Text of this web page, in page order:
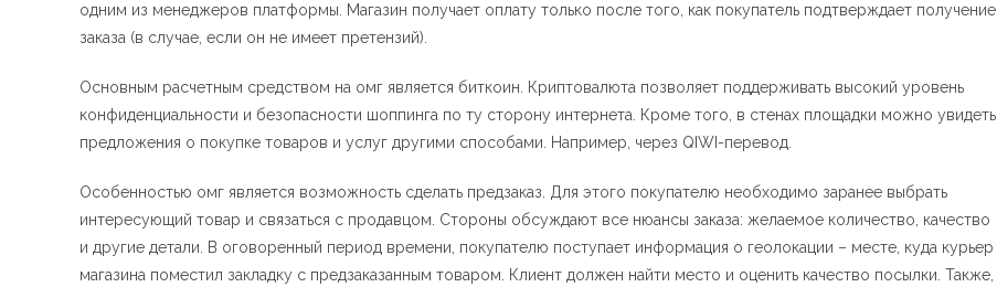
одним из менеджеров платформы. Магазин получает оплату только после того, как покупатель подтверждает получение
заказа (в случае, если он не имеет претензий).
Основным расчетным средством на омг является биткоин. Криптовалюта позволяет поддерживать высокий уровень
конфиденциальности и безопасности шоппинга по ту сторону интернета. Кроме того, в стенах площадки можно увидеть
предложения о покупке товаров и услуг другими способами. Например, через QIWI-перевод.
Особенностью омг является возможность сделать предзаказ. Для этого покупателю необходимо заранее выбрать
интересующий товар и связаться с продавцом. Стороны обсуждают все нюансы заказа: желаемое количество, качество
и другие детали. В оговоренный период времени, покупателю поступает информация о геолокации – месте, куда курьер
магазина поместил закладку с предзаказанным товаром. Клиент должен найти место и оценить качество посылки. Также,